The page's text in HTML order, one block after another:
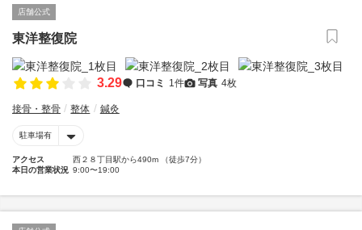
店舗公式
東洋整復院
3.29 口コミ 1件 写真 4枚
接骨・整骨 整体 鍼灸
駐車場有
アクセス
西２８丁目駅から490m （徒歩7分）
本日の営業状況 9:00〜19:00